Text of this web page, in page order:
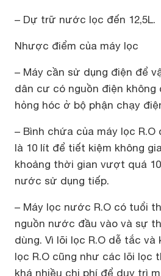
– Dự trữ nước lọc đến 12,5L.
Nhược điểm của máy lọc
– Máy cần sử dụng điện để
dân cư có nguồn điện không
hỏng hóc ở bộ phận chạy
– Bình chứa của máy lọc
là 10 lít để tiết kiệm không
khoảng thời gian vượt quá
nước sử dụng tiếp.
– Máy lọc nước R.O có tuổi
nguồn nước đầu vào và sự
dùng. Vì lõi lọc R.O dễ tắc
lọc R.O cũng như các lõi lọc
khá nhiều chi phí để duy trì